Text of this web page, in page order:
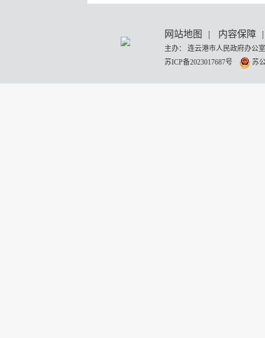
网站地图 | 内容保障 |
主办： 连云港市人民政府办
苏ICP备2023017687号
苏